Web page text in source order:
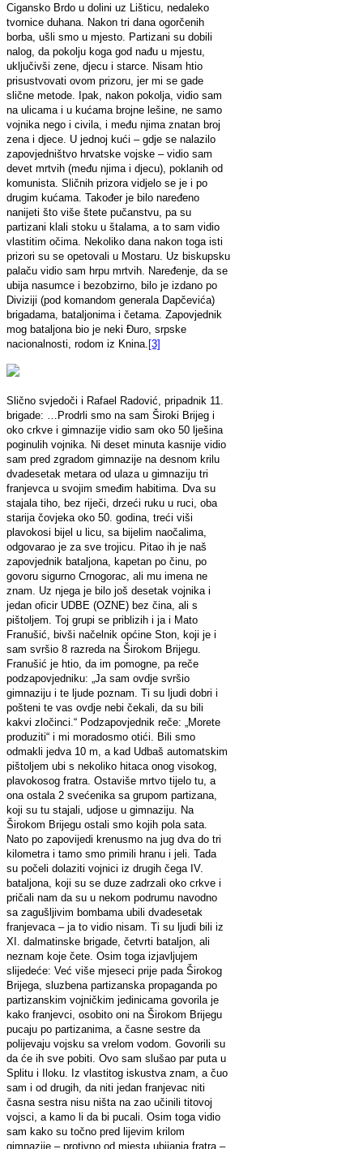
Cigansko Brdo u dolini uz Lišticu, nedaleko
tvornice duhana. Nakon tri dana ogorčenih
borba, ušli smo u mjesto. Partizani su dobili
nalog, da pokolju koga god nađu u mjestu,
uključivši zene, djecu i starce. Nisam htio
prisustvovati ovom prizoru, jer mi se gade
slične metode. Ipak, nakon pokolja, vidio sam
na ulicama i u kućama brojne lešine, ne samo
vojnika nego i civila, i među njima znatan broj
zena i djece. U jednoj kući – gdje se nalazilo
zapovjedništvo hrvatske vojske – vidio sam
devet mrtvih (među njima i djecu), poklanih od
komunista. Sličnih prizora vidjelo se je i po
drugim kućama. Također je bilo naređeno
nanijeti što više štete pučanstvu, pa su
partizani klali stoku u štalama, a to sam vidio
vlastitim očima. Nekoliko dana nakon toga isti
prizori su se opetovali u Mostaru. Uz biskupsku
palaču vidio sam hrpu mrtvih. Naređenje, da se
ubija nasumce i bezobzirno, bilo je izdano po
Diviziji (pod komandom generala Dapčevića)
brigadama, bataljonima i četama. Zapovjednik
mog bataljona bio je neki Đuro, srpske
nacionalnosti, rodom iz Knina. [3]
Slično svjedoči i Rafael Radović, pripadnik 11.
brigade: …Prodrli smo na sam Široki Brijeg i
oko crkve i gimnazije vidio sam oko 50 lješina
poginulih vojnika. Ni deset minuta kasnije vidio
sam pred zgradom gimnazije na desnom krilu
dvadesetak metara od ulaza u gimnaziju tri
franjevca u svojim smeđim habitima. Dva su
stajala tiho, bez riječi, drzeći ruku u ruci, oba
starija čovjeka oko 50. godina, treći viši
plavokosi bijel u licu, sa bijelim naočalima,
odgovarao je za sve trojicu. Pitao ih je naš
zapovjednik bataljona, kapetan po činu, po
govoru sigurno Crnogorac, ali mu imena ne
znam. Uz njega je bilo još desetak vojnika i
jedan oficir UDBE (OZNE) bez čina, ali s
pištoljem. Toj grupi se priblizih i ja i Mato
Franušić, bivši načelnik općine Ston, koji je i
sam svršio 8 razreda na Širokom Brijegu.
Franušić je htio, da im pomogne, pa reče
podzapovjedniku: „Ja sam ovdje svršio
gimnaziju i te ljude poznam. Ti su ljudi dobri i
pošteni te vas ovdje nebi čekali, da su bili
kakvi zločinci.“ Podzapovjednik reče: „Morete
produziti“ i mi moradosmo otići. Bili smo
odmakli jedva 10 m, a kad Udbaš automatskim
pištoljem ubi s nekoliko hitaca onog visokog,
plavokosog fratra. Ostaviše mrtvo tijelo tu, a
ona ostala 2 svećenika sa grupom partizana,
koji su tu stajali, udjose u gimnaziju. Na
Širokom Brijegu ostali smo kojih pola sata.
Nato po zapovijedi krenusmo na jug dva do tri
kilometra i tamo smo primili hranu i jeli. Tada
su počeli dolaziti vojnici iz drugih čega IV.
bataljona, koji su se duze zadrzali oko crkve i
pričali nam da su u nekom podrumu navodno
sa zagušljivim bombama ubili dvadesetak
franjevaca – ja to vidio nisam. Ti su ljudi bili iz
XI. dalmatinske brigade, četvrti bataljon, ali
neznam koje čete. Osim toga izjavljujem
slijedeće: Već više mjeseci prije pada Širokog
Brijega, sluzbena partizanska propaganda po
partizanskim vojničkim jedinicama govorila je
kako franjevci, osobito oni na Širokom Brijegu
pucaju po partizanima, a časne sestre da
polijevaju vojsku sa vrelom vodom. Govorili su
da će ih sve pobiti. Ovo sam slušao par puta u
Splitu i Iloku. Iz vlastitog iskustva znam, a čuo
sam i od drugih, da niti jedan franjevac niti
časna sestra nisu ništa na zao učinili titovoj
vojsci, a kamo li da bi pucali. Osim toga vidio
sam kako su točno pred lijevim krilom
gimnazije – protivno od mjesta ubijanja fratra –